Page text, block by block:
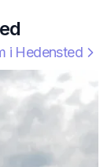
i Hedensted